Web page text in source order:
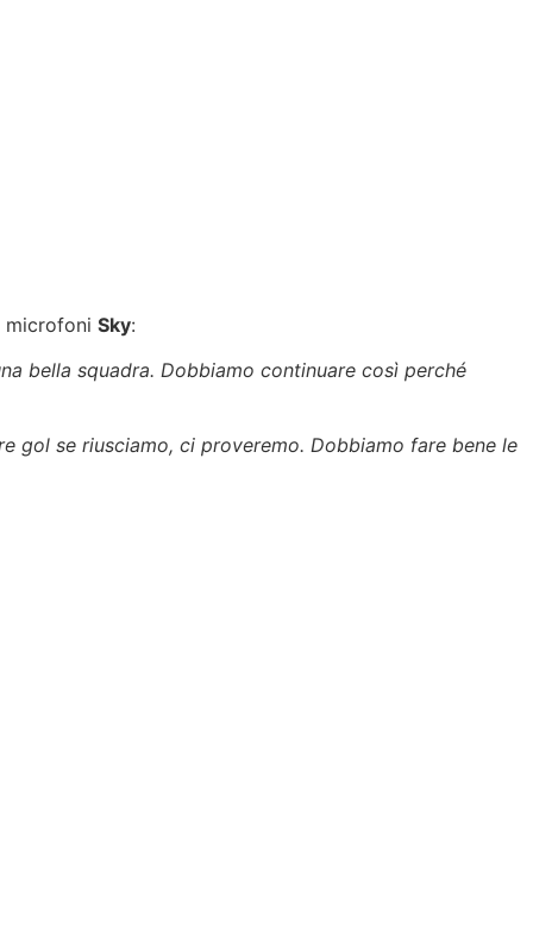
microfoni Sky:
bella squadra. Dobbiamo continuare così perché
gol se riusciamo, ci proveremo. Dobbiamo fare bene le